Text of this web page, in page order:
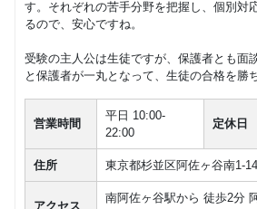
グループレッスン 子供向け
8,000
回数：4 / 1セッション50分
す。それぞれの苦手分野を把握し、個別対
るので、安心ですね。
受験の主人公は生徒ですが、保護者とも面
と保護者が一丸となって、生徒の合格を勝
営業時間
平日 10:00-
22:00
定休日
住所 東京都杉並区阿佐ヶ谷南1-
アクセス
南阿佐ヶ谷駅から 徒歩2分